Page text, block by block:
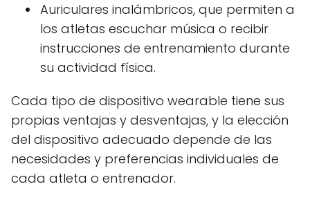
Auriculares inalámbricos, que permiten a
los atletas escuchar música o recibir
instrucciones de entrenamiento durante
su actividad física.
Cada tipo de dispositivo wearable tiene sus
propias ventajas y desventajas, y la elección
del dispositivo adecuado depende de las
necesidades y preferencias individuales de
cada atleta o entrenador.